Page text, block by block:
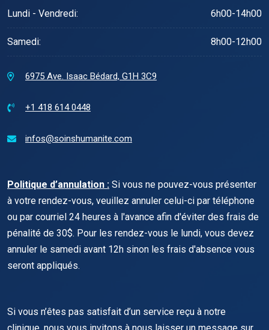
Lundi - Vendredi: 6h00-14h00
Samedi: 8h00-12h00
6975 Ave. Isaac Bédard, G1H 3C9
+1 418 614 0448
infos@soinshumanite.com
Politique d’annulation : Si vous ne pouvez-vous présenter
à votre rendez-vous, veuillez annuler celui-ci par téléphone
ou par courriel 24 heures à l'avance afin d'éviter des frais de
pénalité de 30$. Pour les rendez-vous le lundi, vous devez
annuler le samedi avant 12h sinon les frais d'absence vous
seront appliqués.
Si vous n’êtes pas satisfait d’un service reçu à notre
clinique, nous vous invitons à nous laisser un message sur